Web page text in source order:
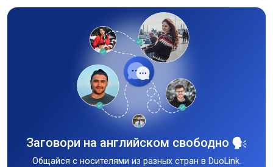
Заговори на английском свободно
Общайся с носителями из разных стран в DuoLink.